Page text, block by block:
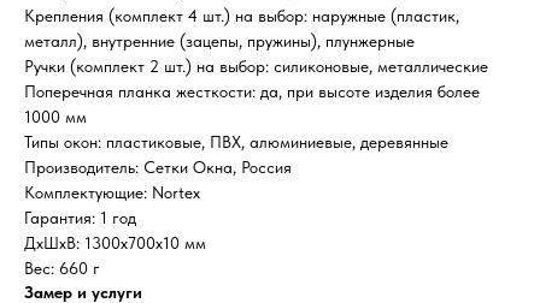
Крепления (комплект 4 шт.) на выбор: наружные (пластик,
металл), внутренние (зацепы, пружины), плунжерные
Ручки (комплект 2 шт.) на выбор: силиконовые, металлические
Поперечная планка жесткости: да, при высоте изделия более
1000 мм
Типы окон: пластиковые, ПВХ, алюминиевые, деревянные
Производитель: Сетки Окна, Россия
Комплектующие: Nortex
Гарантия: 1 год
ДxШxВ: 1300x700x10 мм
Вес: 660 г
Замер и услуги